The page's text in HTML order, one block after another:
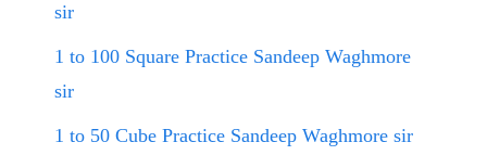
sir
1 to 100 Square Practice Sandeep Waghmore
sir
1 to 50 Cube Practice Sandeep Waghmore sir